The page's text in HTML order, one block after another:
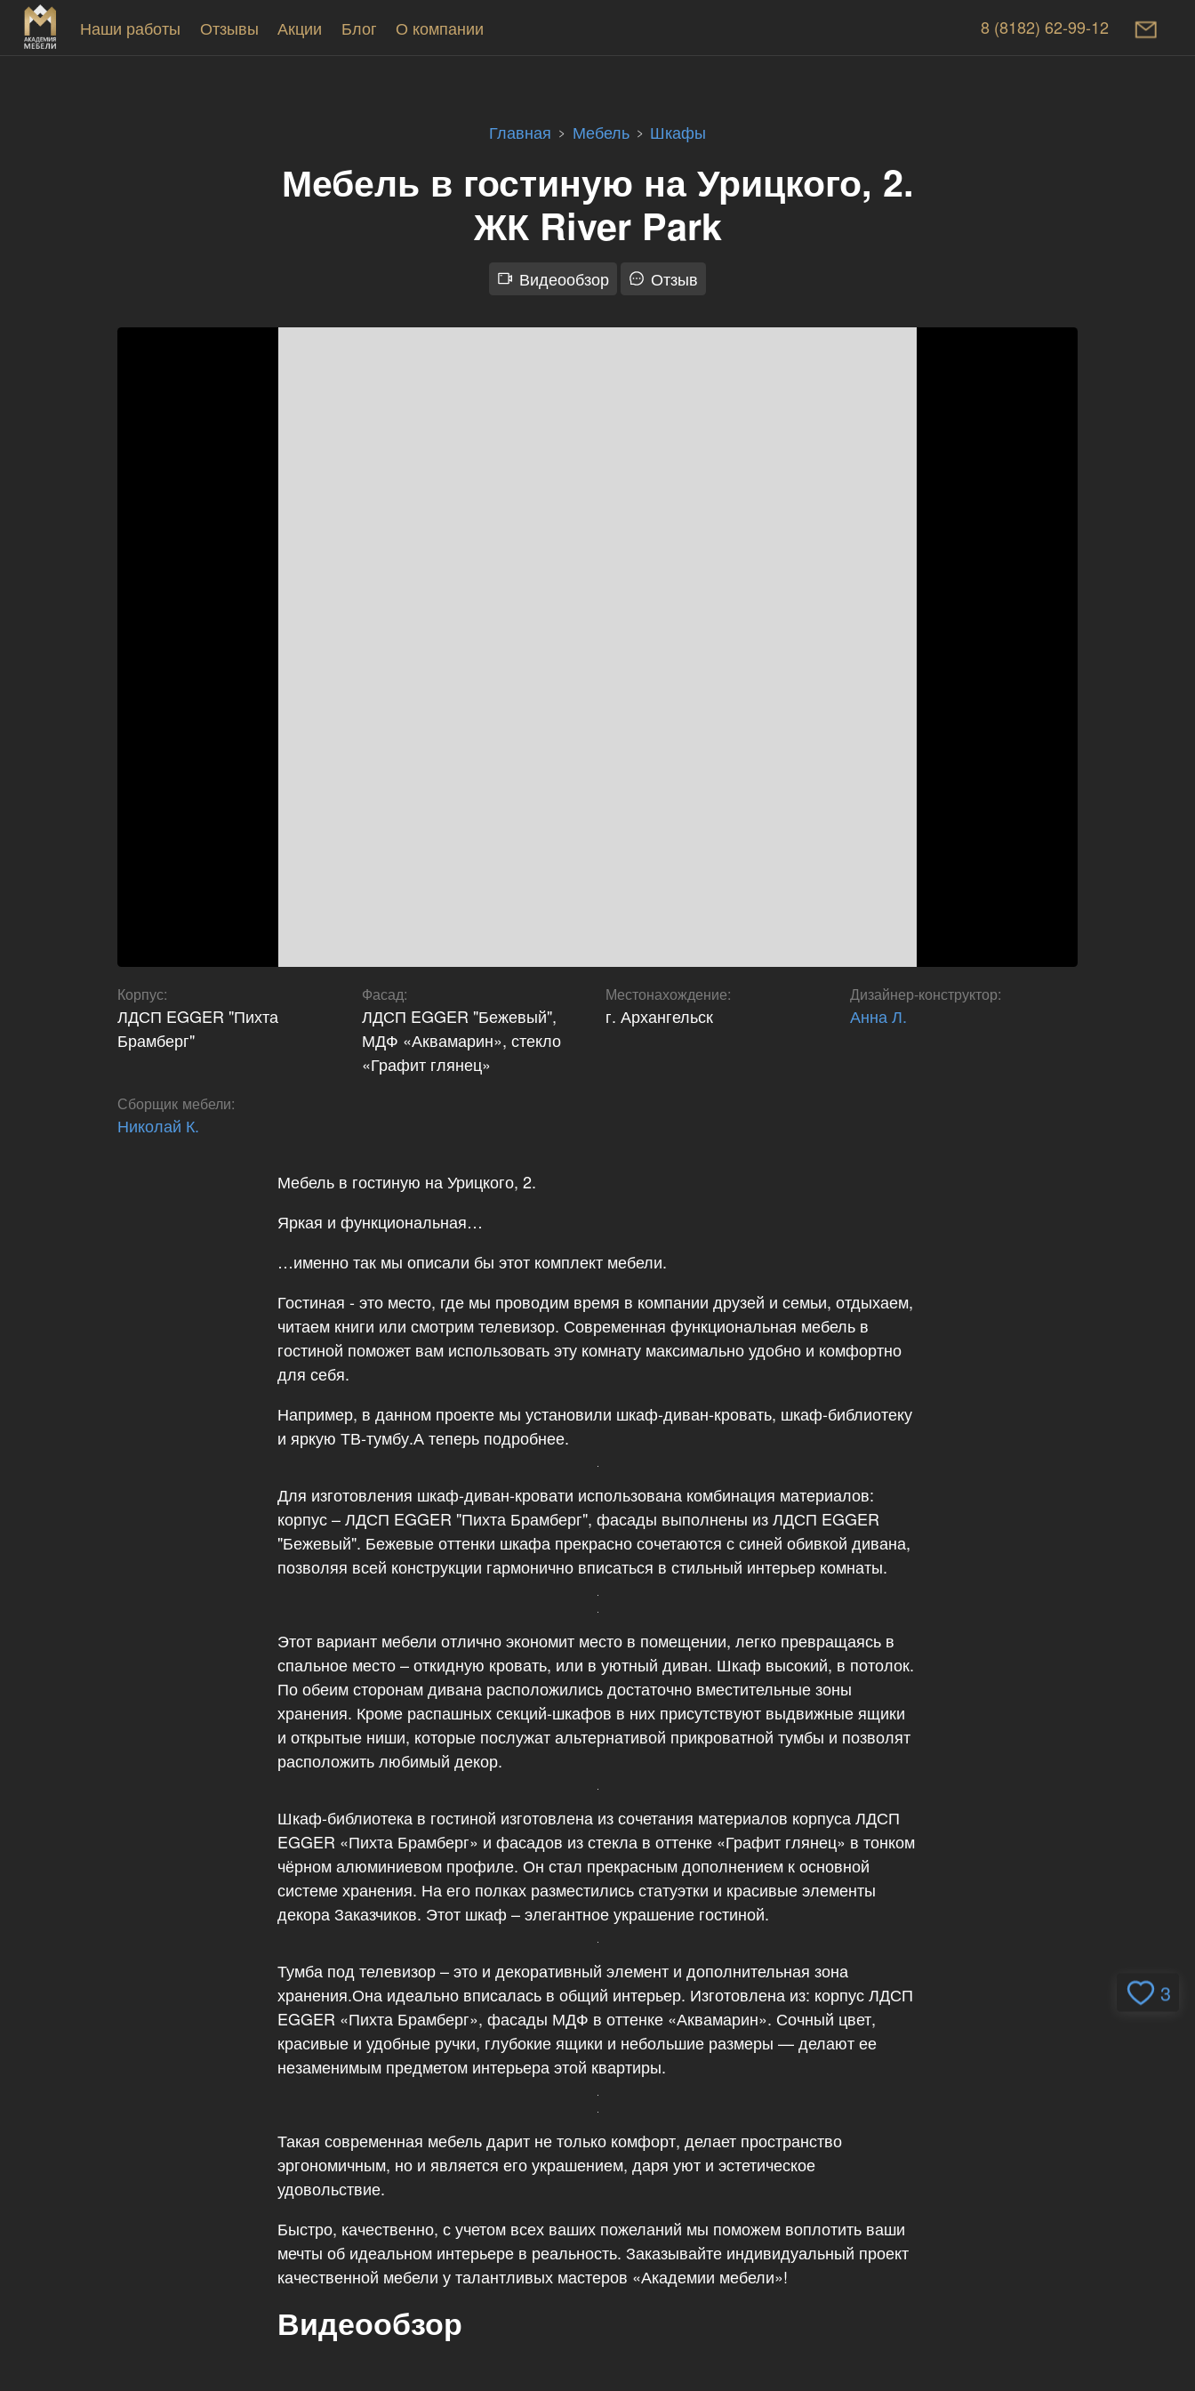
Наши работы Отзывы Акции Блог О компании 8 (8182) 62-99-12
Главная Мебель Шкафы
Мебель в гостиную на Урицкого, 2.
ЖК River Park
Видеообзор Отзыв
Корпус:
ЛДСП EGGER "Пихта
Брамберг"
Фасад:
ЛДСП EGGER "Бежевый",
МДФ «Аквамарин», стекло
«Графит глянец»
Местонахождение:
г. Архангельск
Дизайнер-конструктор:
Анна Л.
Сборщик мебели:
Николай К.
3
Мебель в гостиную на Урицкого, 2.
Яркая и функциональная…
…именно так мы описали бы этот комплект мебели.
Гостиная - это место, где мы проводим время в компании друзей и семьи, отдыхаем,
читаем книги или смотрим телевизор. Современная функциональная мебель в
гостиной поможет вам использовать эту комнату максимально удобно и комфортно
для себя.
Например, в данном проекте мы установили шкаф-диван-кровать, шкаф-библиотеку
и яркую ТВ-тумбу.А теперь подробнее.
Для изготовления шкаф-диван-кровати использована комбинация материалов:
корпус – ЛДСП EGGER "Пихта Брамберг", фасады выполнены из ЛДСП EGGER
"Бежевый". Бежевые оттенки шкафа прекрасно сочетаются с синей обивкой дивана,
позволяя всей конструкции гармонично вписаться в стильный интерьер комнаты.
Этот вариант мебели отлично экономит место в помещении, легко превращаясь в
спальное место – откидную кровать, или в уютный диван. Шкаф высокий, в потолок.
По обеим сторонам дивана расположились достаточно вместительные зоны
хранения. Кроме распашных секций-шкафов в них присутствуют выдвижные ящики
и открытые ниши, которые послужат альтернативой прикроватной тумбы и позволят
расположить любимый декор.
Шкаф-библиотека в гостиной изготовлена из сочетания материалов корпуса ЛДСП
EGGER «Пихта Брамберг» и фасадов из стекла в оттенке «Графит глянец» в тонком
чёрном алюминиевом профиле. Он стал прекрасным дополнением к основной
системе хранения. На его полках разместились статуэтки и красивые элементы
декора Заказчиков. Этот шкаф – элегантное украшение гостиной.
Тумба под телевизор – это и декоративный элемент и дополнительная зона
хранения.Она идеально вписалась в общий интерьер. Изготовлена из: корпус ЛДСП
EGGER «Пихта Брамберг», фасады МДФ в оттенке «Аквамарин». Сочный цвет,
красивые и удобные ручки, глубокие ящики и небольшие размеры — делают ее
незаменимым предметом интерьера этой квартиры.
Такая современная мебель дарит не только комфорт, делает пространство
эргономичным, но и является его украшением, даря уют и эстетическое
удовольствие.
Быстро, качественно, с учетом всех ваших пожеланий мы поможем воплотить ваши
мечты об идеальном интерьере в реальность. Заказывайте индивидуальный проект
качественной мебели у талантливых мастеров «Академии мебели»!
Видеообзор